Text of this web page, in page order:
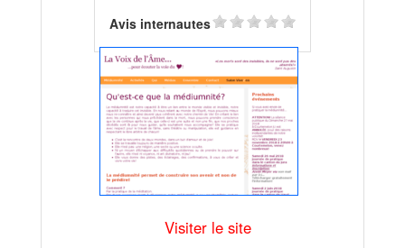
Avis internautes
Visiter le site